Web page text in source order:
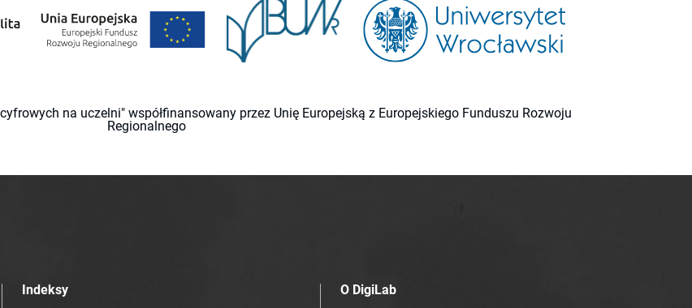
na uczelni" współfinansowany przez Unię Europejską z Europejskiego Funduszu Rozwoju
Regionalnego
Indeksy
O DigiLab